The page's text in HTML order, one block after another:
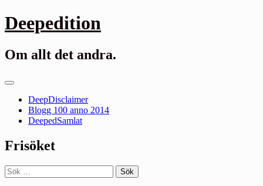
Gå
till
Deepedition
Om allt det andra.
Primär
DeepDisclaimer
Blogg 100 anno 2014
DeepedSamlat
Frisöket
Sök
efter: